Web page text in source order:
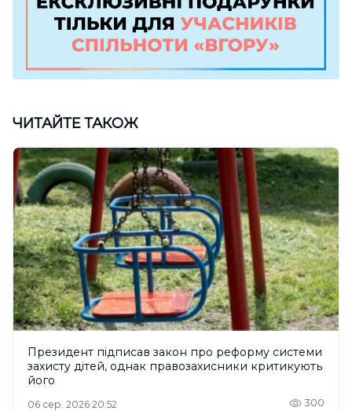
ЧИТАЙТЕ ТАКОЖ
Президент підписав закон про реформу системи
захисту дітей, однак правозахисники критикують
його
06 сер. 2026 20:52 300